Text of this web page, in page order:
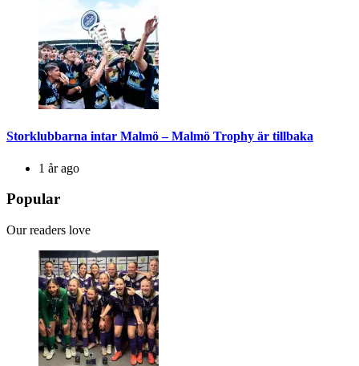
Storklubbarna intar Malmö – Malmö Trophy är tillbaka
1 år ago
Popular
Our readers love